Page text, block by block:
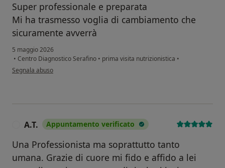
Super professionale e preparata
Mi ha trasmesso voglia di cambiamento che
sicuramente avverrà
5 maggio 2026
• Centro Diagnostico Serafino • prima visita nutrizionistica •
secondo l'opinione dell'utente Vittorio boccia
Segnala abuso
A.T. Appuntamento verificato
Una Professionista ma soprattutto tanto
umana. Grazie di cuore mi fido e affido a lei